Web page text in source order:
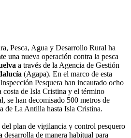
Pesca, Agua y Desarrollo Rural ha
una nueva operación contra la pesca
a través de la Agencia de Gestión
(Agapa). En el marco de esta
Pesquera han incautado ocho
costa de Isla Cristina y el término
se han decomisado 500 metros de
de La Antilla hasta Isla Cristina.
plan de vigilancia y control pesquero
desarrolla de manera habitual para